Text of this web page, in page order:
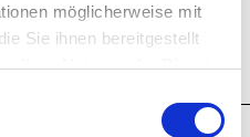
möglicherweise mit
Sie ihnen bereitgestellt
Ihrer Nutzung der Dienste
weiterhin nutzen.